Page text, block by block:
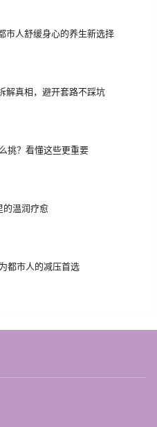
市人舒缓身心的养生新选择
解真相，避开套路不踩坑
挑？看懂这些更重要
的温润疗愈
都市人的减压首选